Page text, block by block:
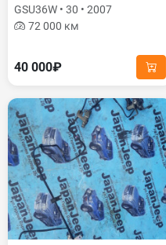
GSU36W • 30 • 2007
72 000 км
40 000₽